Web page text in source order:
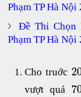
Phạm TP Hà Nội
Đề Thi Chọn
Phạm TP Hà
Cho truớc
vượt quá